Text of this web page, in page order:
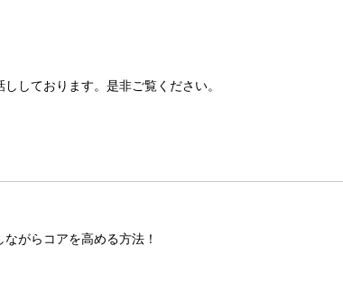
しております。是非ご覧ください。
がらコアを高める方法！